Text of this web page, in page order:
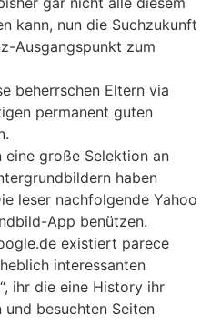
kann, nun die Suchzukunft
Ausgangspunkt zum
beherrschen Eltern via
permanent guten
eine große Selektion an
haben
leser nachfolgende Yahoo
App benützen.
existiert parece
interessanten
ihr die eine History ihr
und besuchten Seiten